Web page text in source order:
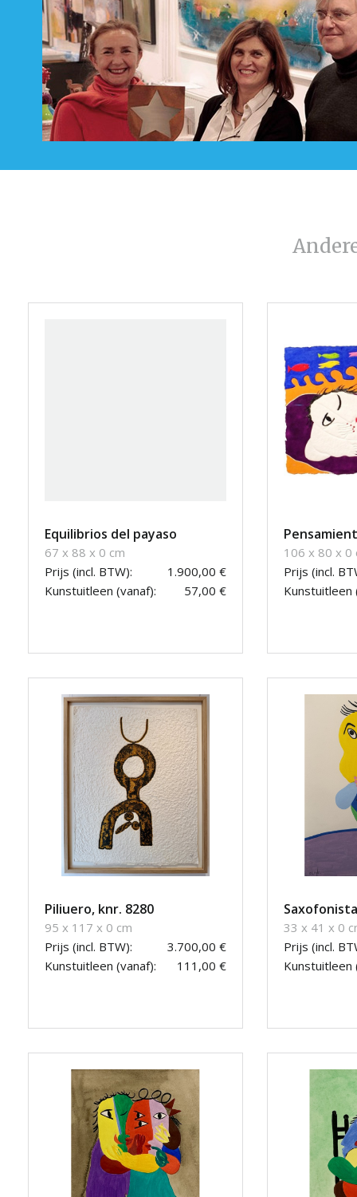
Equilibrios del payaso
67 x 88 x 0 cm
Prijs (incl. BTW):
1.900,00 €
Kunstuitleen (vanaf):
57,00 €
106 x 80 x 0
Prijs (incl.
Kunstuitleen
Piliuero, knr. 8280
95 x 117 x 0 cm
Prijs (incl. BTW):
3.700,00 €
Kunstuitleen (vanaf):
111,00 €
33 x 41 x 0
Prijs (incl.
Kunstuitleen